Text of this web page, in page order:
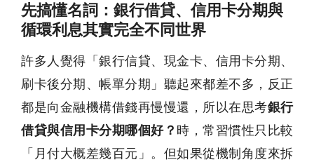
先搞懂名詞：銀行借貸、信用卡分期與
循環利息其實完全不同世界
許多人覺得「銀行信貸、現金卡、信用卡分期、
刷卡後分期、帳單分期」聽起來都差不多，反正
都是向金融機構借錢再慢慢還，所以在思考銀行
借貸與信用卡分期哪個好？ 時，常習慣性只比較
「月付大概差幾百元」。但如果從機制角度來拆